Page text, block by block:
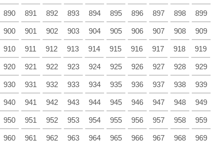
890 891 892 893 894 895 896 897 898 899
900 901 902 903 904 905 906 907 908 909
910 911 912 913 914 915 916 917 918 919
920 921 922 923 924 925 926 927 928 929
930 931 932 933 934 935 936 937 938 939
940 941 942 943 944 945 946 947 948 949
950 951 952 953 954 955 956 957 958 959
960 961 962 963 964 965 966 967 968 969